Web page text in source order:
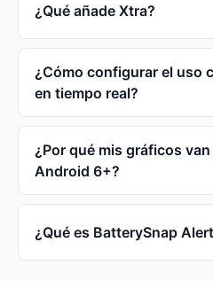
¿Qué añade Xtra?
¿Cómo configurar el uso
en tiempo real?
¿Por qué mis gráficos
Android 6+?
¿Qué es BatterySnap